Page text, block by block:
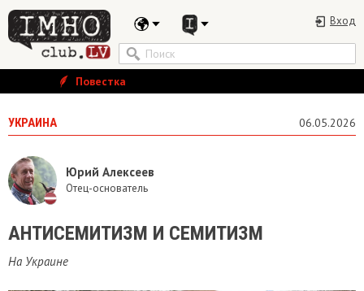
Вход
Повестка
УКРАИНА 06.05.2026
Юрий Алексеев
Отец-основатель
​АНТИСЕМИТИЗМ И СЕМИТИЗМ
На Украине